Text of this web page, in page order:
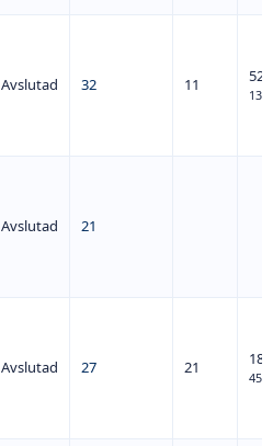
Avslutad 32 11 52
130
Avslutad 21
Avslutad 27 21 18
45